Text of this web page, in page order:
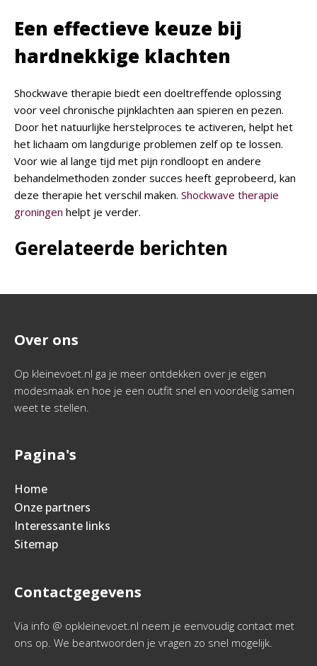
Een effectieve keuze bij
hardnekkige klachten
Shockwave therapie biedt een doeltreffende oplossing
voor veel chronische pijnklachten aan spieren en pezen.
Door het natuurlijke herstelproces te activeren, helpt het
het lichaam om langdurige problemen zelf op te lossen.
Voor wie al lange tijd met pijn rondloopt en andere
behandelmethoden zonder succes heeft geprobeerd, kan
deze therapie het verschil maken. Shockwave therapie
groningen helpt je verder.
Gerelateerde berichten
Over ons
Op kleinevoet.nl ga je meer ontdekken over je eigen
modesmaak en hoe je een outfit snel en voordelig samen
weet te stellen.
Pagina's
Home
Onze partners
Interessante links
Sitemap
Contactgegevens
Via info @ opkleinevoet.nl neem je eenvoudig contact met
ons op. We beantwoorden je vragen zo snel mogelijk.